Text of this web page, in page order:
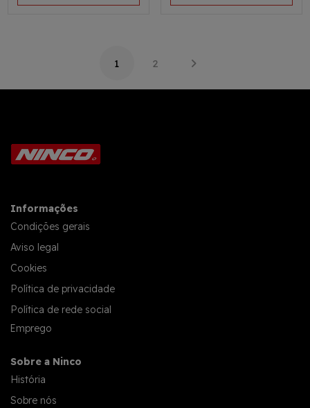
1 2
Informações
Condições gerais
Aviso legal
Cookies
Política de privacidade
Política de rede social
Emprego
Sobre a Ninco
História
Sobre nós